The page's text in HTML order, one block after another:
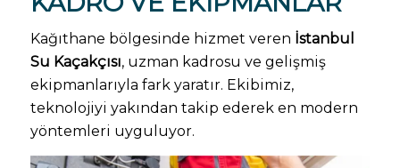
Kağıthane bölgesinde hizmet veren İstanbul
Su Kaçakçısı, uzman kadrosu ve gelişmiş
ekipmanlarıyla fark yaratır. Ekibimiz,
teknolojiyi yakından takip ederek en modern
yöntemleri uyguluyor.